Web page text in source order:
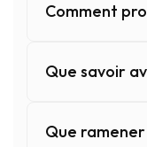
Comment
Que savoir
Que